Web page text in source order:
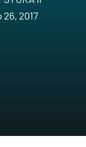
2017